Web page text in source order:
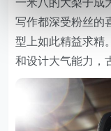
一米八的大梨子成
写作都深受粉丝的
型上如此精益求精
和设计大气能力，